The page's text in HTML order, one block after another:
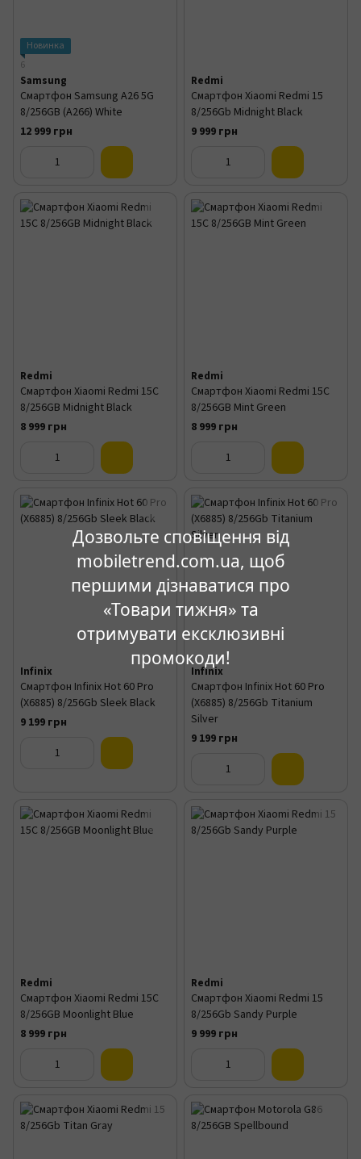
Дозвольте сповіщення від
mobiletrend.com.ua, щоб
першими дізнаватися про
«Товари тижня» та
отримувати ексклюзивні
промокоди!
Новинка
6
Samsung
Смартфон Samsung A26 5G
8/256GB (A266) White
12 999 грн
Redmi
Смартфон Xiaomi Redmi 15
8/256Gb Midnight Black
9 999 грн
Redmi
Смартфон Xiaomi Redmi 15C
8/256GB Midnight Black
8 999 грн
Redmi
Смартфон Xiaomi Redmi 15C
8/256GB Mint Green
8 999 грн
Infinix
Смартфон Infinix Hot 60 Pro
(X6885) 8/256Gb Sleek Black
9 199 грн
Infinix
Смартфон Infinix Hot 60 Pro
(X6885) 8/256Gb Titanium
Silver
9 199 грн
Redmi
Смартфон Xiaomi Redmi 15C
8/256GB Moonlight Blue
8 999 грн
Redmi
Смартфон Xiaomi Redmi 15
8/256Gb Sandy Purple
9 999 грн